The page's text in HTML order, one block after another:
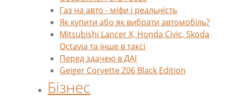
Газ на авто - міфи і реальність
Як купити або як вибрати автомобіль?
Mitsubishi Lancer X, Honda Civic, Skoda
Octavia та інше в таксі
Перед здачею в ДАІ
Geiger Corvette Z06 Black Edition
Бізнес